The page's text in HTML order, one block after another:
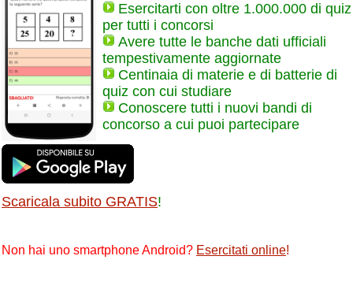
Esercitarti con oltre 1.000.000 di quiz
per tutti i concorsi
Avere tutte le banche dati ufficiali
tempestivamente aggiornate
Centinaia di materie e di batterie di
quiz con cui studiare
Conoscere tutti i nuovi bandi di
concorso a cui puoi partecipare
Scaricala subito GRATIS!
Non hai uno smartphone Android? Esercitati online!